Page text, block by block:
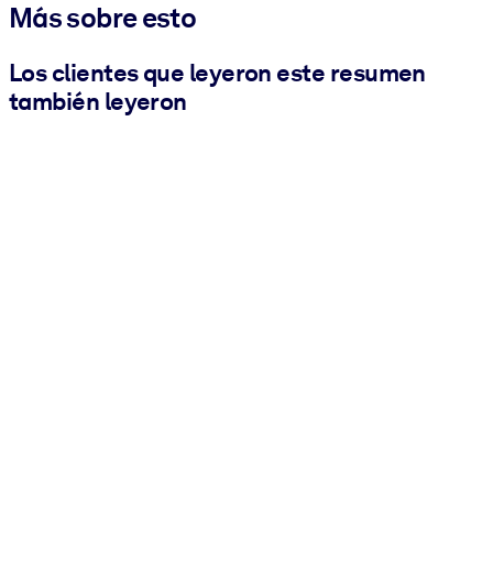
Más sobre esto
Los clientes que leyeron este resumen
también leyeron